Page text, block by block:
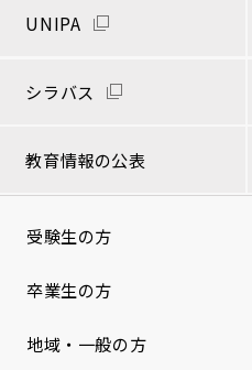
UNIPA
シラバス
教育情報の公表
受験生の方
卒業生の方
地域・一般の方